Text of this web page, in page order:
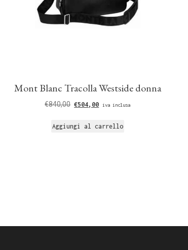
Mont Blanc Tracolla Westside donna
€840,00 €504,00 iva inclusa
Aggiungi al carrello